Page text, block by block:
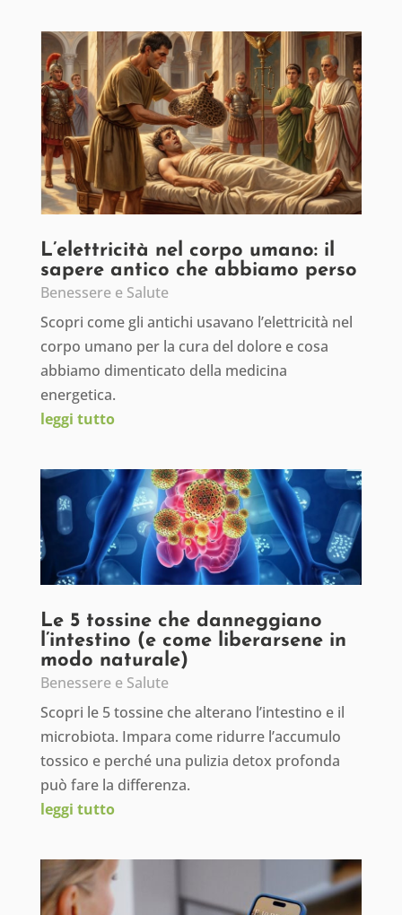
L’elettricità nel corpo umano: il
sapere antico che abbiamo perso
Benessere e Salute
Scopri come gli antichi usavano l’elettricità nel
corpo umano per la cura del dolore e cosa
abbiamo dimenticato della medicina
energetica.
leggi tutto
Le 5 tossine che danneggiano
l’intestino (e come liberarsene in
modo naturale)
Benessere e Salute
Scopri le 5 tossine che alterano l’intestino e il
microbiota. Impara come ridurre l’accumulo
tossico e perché una pulizia detox profonda
può fare la differenza.
leggi tutto